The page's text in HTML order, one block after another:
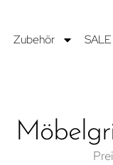
Zubehör SALE